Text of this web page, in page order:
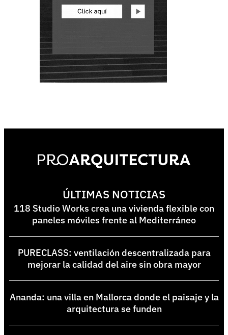
ÚLTIMAS NOTICIAS
118 Studio Works crea una vivienda flexible con
paneles móviles frente al Mediterráneo
PURECLASS: ventilación descentralizada para
mejorar la calidad del aire sin obra mayor
Ananda: una villa en Mallorca donde el paisaje y la
arquitectura se funden